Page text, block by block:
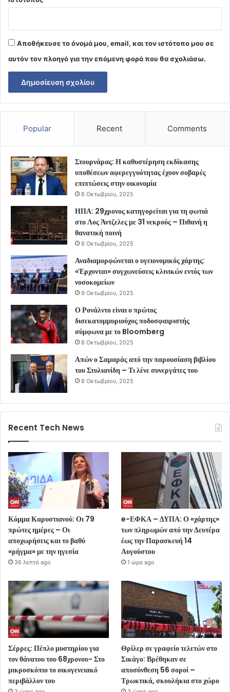
Αποθήκευσε το όνομά μου, email, και τον ιστότοπο μου σε
αυτόν τον πλοηγό για την επόμενη φορά που θα σχολιάσω.
Popular Recent Comments
Στουρνάρας: Η καθυστέρηση εκδίκασης
υποθέσεων αφερεγγυότητας έχουν σοβαρές
επιπτώσεις στην οικονομία
8 Οκτωβρίου, 2025
ΗΠΑ: 29χρονος κατηγορείται για τη φωτιά
στο Λος Άντζελες με 31 νεκρούς – Πιθανή η
θανατική ποινή
8 Οκτωβρίου, 2025
Αναδιαμορφώνεται ο υγειονομικός χάρτης:
«Έρχονται» συγχωνεύσεις κλινικών εντός των
νοσοκομείων
9 Οκτωβρίου, 2025
Ο Ρονάλντο είναι ο πρώτος
δισεκατομμυριούχος ποδοσφαιριστής
σύμφωνα με το Bloomberg
8 Οκτωβρίου, 2025
Απών ο Σαμαράς από την παρουσίαση βιβλίου
του Στυλιανίδη – Τι λένε συνεργάτες του
8 Οκτωβρίου, 2025
Recent Tech News
Κόμμα Καρυστιανού: Οι 79
πρώτες ημέρες – Οι
αποχωρήσεις και το βαθύ
«ρήγμα» με την ηγεσία
36 λεπτά ago
e-ΕΦΚΑ – ΔΥΠΑ: Ο «χάρτης»
των πληρωμών από την Δευτέρα
έως την Παρασκευή 14
Αυγούστου
1 ώρα ago
Σέρρες: Πέπλο μυστηρίου για
τον θάνατου του 68χρονου- Στο
μικροσκόπιο το οικογενειακό
περιβάλλον του
Θρίλερ σε γραφείο τελετών στο
Σικάγο: Βρέθηκαν σε
αποσύνθεση 56 σοροί –
Τρωκτικά, σκουλήκια στο χώρο